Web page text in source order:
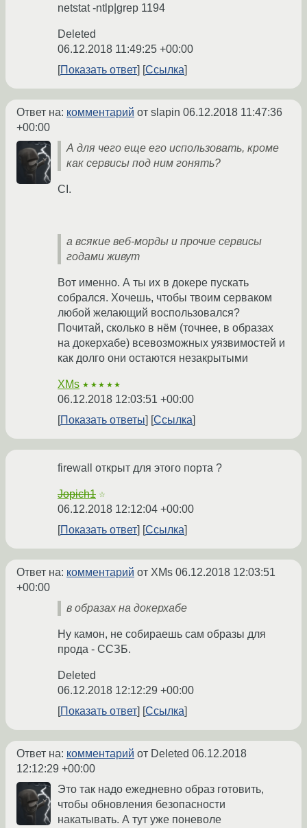
netstat -ntlp|grep 1194
Deleted
06.12.2018 11:49:25 +00:00
Показать ответ
Ссылка
Ответ на: комментарий от slapin 06.12.2018 11:47:36
+00:00
А для чего еще его использовать, кроме
как сервисы под ним гонять?
CI.
а всякие веб-морды и прочие сервисы
годами живут
Вот именно. А ты их в докере пускать
собрался. Хочешь, чтобы твоим серваком
любой желающий воспользовался?
Почитай, сколько в нём (точнее, в образах
на докерхабе) всевозможных уязвимостей и
как долго они остаются незакрытыми
XMs ★★★★★
06.12.2018 12:03:51 +00:00
Показать ответы
Ссылка
firewall открыт для этого порта ?
Jopich1 ☆
06.12.2018 12:12:04 +00:00
Показать ответ
Ссылка
Ответ на: комментарий от XMs 06.12.2018 12:03:51
+00:00
в образах на докерхабе
Ну камон, не собираешь сам образы для
прода - ССЗБ.
Deleted
06.12.2018 12:12:29 +00:00
Показать ответ
Ссылка
Ответ на: комментарий от Deleted 06.12.2018
12:12:29 +00:00
Это так надо ежедневно образ готовить,
чтобы обновления безопасности
накатывать. А тут уже поневоле